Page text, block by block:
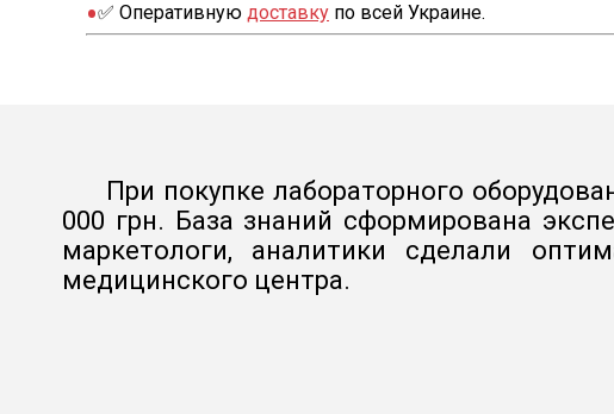
✅ Оперативную доставку по всей Украине.
При покупке лабораторного
000 грн. База знаний сформирована
маркетологи, аналитики сделали
медицинского центра.